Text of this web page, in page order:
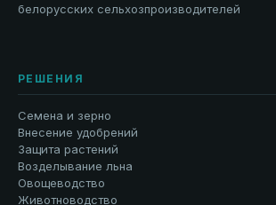
белорусских сельхозпроизводителей
РЕШЕНИЯ
Семена и зерно
Внесение удобрений
Защита растений
Возделывание льна
Овощеводство
Животноводство